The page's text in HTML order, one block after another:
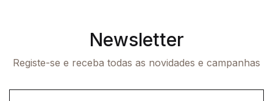
Newsletter
Registe-se e receba todas as novidades e campanhas